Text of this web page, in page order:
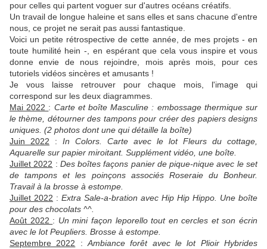
pour celles qui partent voguer sur d'autres océans créatifs.
Un travail de longue haleine et sans elles et sans chacune d'entre
nous, ce projet ne serait pas aussi fantastique.
Voici un petite rétrospective de cette année, de mes projets - en
toute humilité hein -, en espérant que cela vous inspire et vous
donne envie de nous rejoindre, mois après mois, pour ces
tutoriels vidéos sincères et amusants !
Je vous laisse retrouver pour chaque mois, l'image qui
correspond sur les deux diagrammes.
Mai 2022 : Carte et boîte Masculine : embossage thermique sur
le thème, détourner des tampons pour créer des papiers designs
uniques. (2 photos dont une qui détaille la boîte)
Juin 2022 : In Colors. Carte avec le lot Fleurs du cottage,
Aquarelle sur papier miroitant. Supplément vidéo, une boîte.
Juillet 2022 : Des boîtes façons panier de pique-nique avec le set
de tampons et les poinçons associés Roseraie du Bonheur.
Travail à la brosse à estompe.
Juillet 2022 : Extra Sale-a-bration avec Hip Hip Hippo. Une boîte
pour des chocolats ^^.
Août 2022 : Un mini façon leporello tout en cercles et son écrin
avec le lot Peupliers. Brosse à estompe.
Septembre 2022 :Ambiance forêt avec le lot Plioir Hybrides